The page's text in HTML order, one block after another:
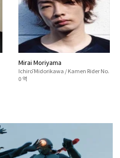
Mirai Moriyama
Ichirō Midorikawa / Kamen Rider No.
0 역